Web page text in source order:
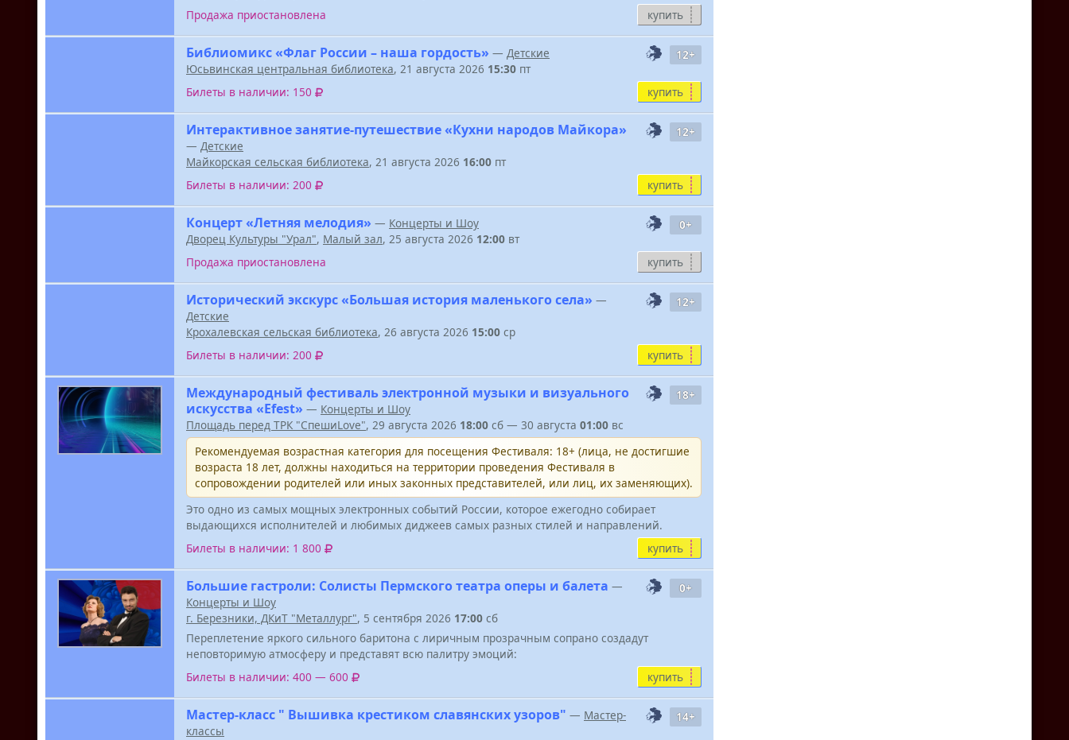
Продажа приостановлена
купить
12+
Библиомикс «Флаг России – наша гордость» — Детские
Юсьвинская центральная библиотека, 21 августа 2026 15:30 пт
Билеты в наличии: 150
купить
12+
Интерактивное занятие-путешествие «Кухни народов Майкора»
— Детские
Майкорская сельская библиотека, 21 августа 2026 16:00 пт
Билеты в наличии: 200
купить
0+
Концерт «Летняя мелодия» — Концерты и Шоу
Дворец Культуры "Урал", Малый зал, 25 августа 2026 12:00 вт
Продажа приостановлена
купить
12+
Исторический экскурс «Большая история маленького села» —
Детские
Крохалевская сельская библиотека, 26 августа 2026 15:00 ср
Билеты в наличии: 200
купить
18+
Международный фестиваль электронной музыки и визуального
искусства «Efest» — Концерты и Шоу
Площадь перед ТРК "СпешиLove", 29 августа 2026 18:00 сб — 30 августа 01:00 вс
Рекомендуемая возрастная категория для посещения Фестиваля: 18+ (лица, не достигшие
возраста 18 лет, должны находиться на территории проведения Фестиваля в
сопровождении родителей или иных законных представителей, или лиц, их заменяющих).
Это одно из самых мощных электронных событий России, которое ежегодно собирает
выдающихся исполнителей и любимых диджеев самых разных стилей и направлений.
Билеты в наличии: 1 800
купить
0+
Большие гастроли: Солисты Пермского театра оперы и балета —
Концерты и Шоу
г. Березники, ДКиТ "Металлург", 5 сентября 2026 17:00 сб
Переплетение яркого сильного баритона с лиричным прозрачным сопрано создадут
неповторимую атмосферу и представят всю палитру эмоций:
Билеты в наличии: 400 — 600
купить
14+
Мастер-класс " Вышивка крестиком славянских узоров" — Мастер-
классы